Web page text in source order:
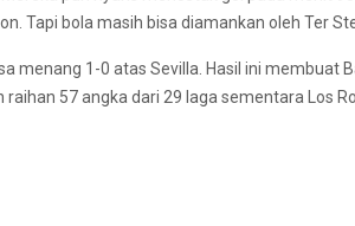
Tapi bola masih bisa diamankan oleh Ter
menang 1-0 atas Sevilla. Hasil ini membuat
57 angka dari 29 laga sementara Los